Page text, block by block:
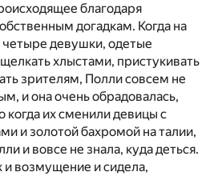
благодаря
догадкам. Когда на
девушки, одетые
хлыстами, пристукивать
зрителям, Полли совсем не
и она очень обрадовалась,
когда их сменили девицы с
и золотой бахромой на талии,
и вовсе не знала, куда деться.
и возмущение и сидела,